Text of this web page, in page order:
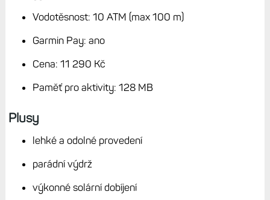
Vodotěsnost: 10 ATM (max 100 m)
Garmin Pay: ano
Cena: 11 290 Kč
Paměť pro aktivity: 128 MB
Plusy
lehké a odolné provedení
parádní výdrž
výkonné solární dobíjení